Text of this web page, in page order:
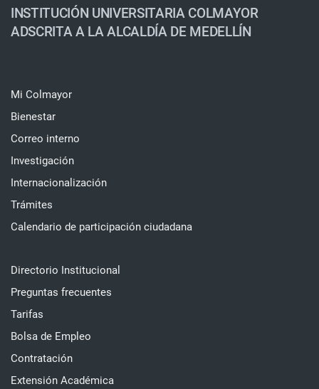
INSTITUCIÓN UNIVERSITARIA COLMAYOR
ADSCRITA A LA ALCALDÍA DE MEDELLÍN
Mi Colmayor
Bienestar
Correo interno
Investigación
Internacionalización
Trámites
Calendario de participación ciudadana
Directorio Institucional
Preguntas frecuentes
Tarifas
Bolsa de Empleo
Contratación
Extensión Académica